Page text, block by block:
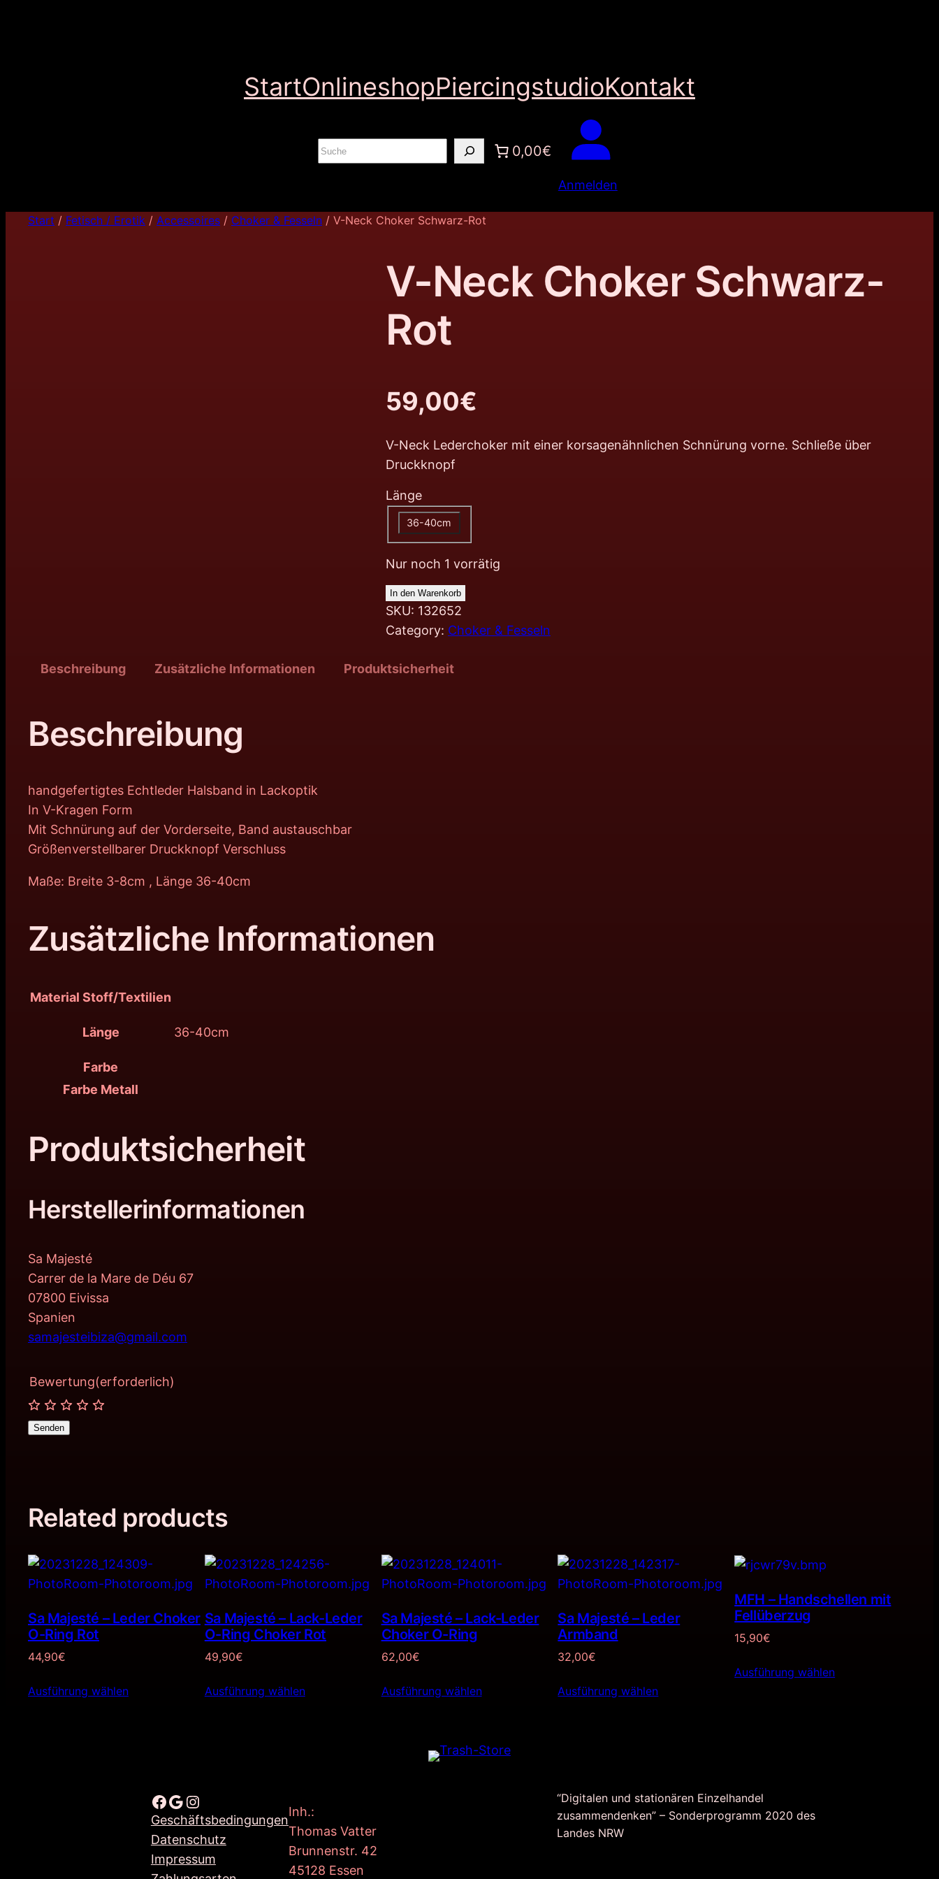
StartOnlineshopPiercingstudioKontakt
S
u
e
0,00€
Anmelden
Start / Fetisch / Erotik / Accessoires / Choker & Fesseln / V-Neck Choker Schwarz-Rot
V-Neck Choker Schwarz-
Rot
59,00€
V-Neck Lederchoker mit einer korsagenähnlichen Schnürung vorne. Schließe über
Druckknopf
Länge
36-40cm
Nur noch 1 vorrätig
In den Warenkorb
SKU: 132652
Category: Choker & Fesseln
Beschreibung Zusätzliche Informationen Produktsicherheit
Beschreibung
handgefertigtes Echtleder Halsband in Lackoptik
In V-Kragen Form
Mit Schnürung auf der Vorderseite, Band austauschbar
Größenverstellbarer Druckknopf Verschluss
Maße: Breite 3-8cm , Länge 36-40cm
Zusätzliche Informationen
Material Stoff/Textilien
Länge 36-40cm
Farbe
Farbe Metall
Produktsicherheit
Herstellerinformationen
Sa Majesté
Carrer de la Mare de Déu 67
07800 Eivissa
Spanien
samajesteibiza@gmail.com
Bewertung(erforderlich)
Senden
Related products
Sa Majesté – Leder Choker
O-Ring Rot
44,90€
Ausführung wählen
Sa Majesté – Lack-Leder
O-Ring Choker Rot
49,90€
Ausführung wählen
Sa Majesté – Lack-Leder
Choker O-Ring
62,00€
Ausführung wählen
Sa Majesté – Leder
Armband
32,00€
Ausführung wählen
MFH – Handschellen mit
Fellüberzug
15,90€
Ausführung wählen
Facebook Google Instagram
Geschäftsbedingungen
Datenschutz
Impressum
Inh.:
Thomas Vatter
Brunnenstr. 42
45128 Essen
“Digitalen und stationären Einzelhandel
zusammendenken” – Sonderprogramm 2020 des
Landes NRW